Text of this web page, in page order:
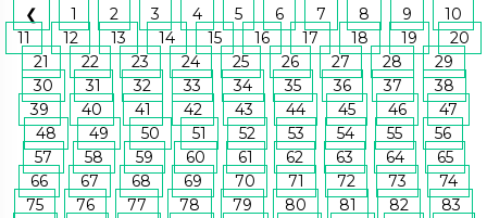
❮ 1 2 3 4 5 6 7 8 9
10
11
12 13 14 15 16 17 18 19
20
21
22 23 24 25 26 27 28
29
30
31 32 33 34 35 36 37
38
39
40 41 42 43 44 45 46
47
48
49 50 51 52 53 54 55
56
57
58 59 60 61 62 63 64
65
66
67 68 69 70 71 72 73
74
75
76 77 78 79 80 81 82
83